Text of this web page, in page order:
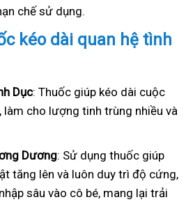
chế sử dụng.
kéo dài quan hệ tình
Dục: Thuốc giúp kéo dài cuộc
làm cho lượng tinh trùng nhiều và
Dương: Sử dụng thuốc giúp
tăng lên và luôn duy trì độ cứng,
sâu vào cô bé, mang lại trải